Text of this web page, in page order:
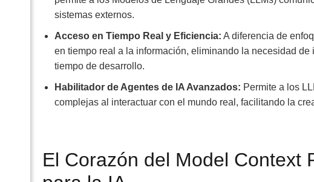
sistemas externos.
Acceso en Tiempo Real y Eficiencia: A diferencia de
en tiempo real a la información, eliminando la necesidad
tiempo de desarrollo.
Habilitador de Agentes de IA Avanzados: Permite a los
complejas al interactuar con el mundo real, facilitando la
El Corazón del Model Context